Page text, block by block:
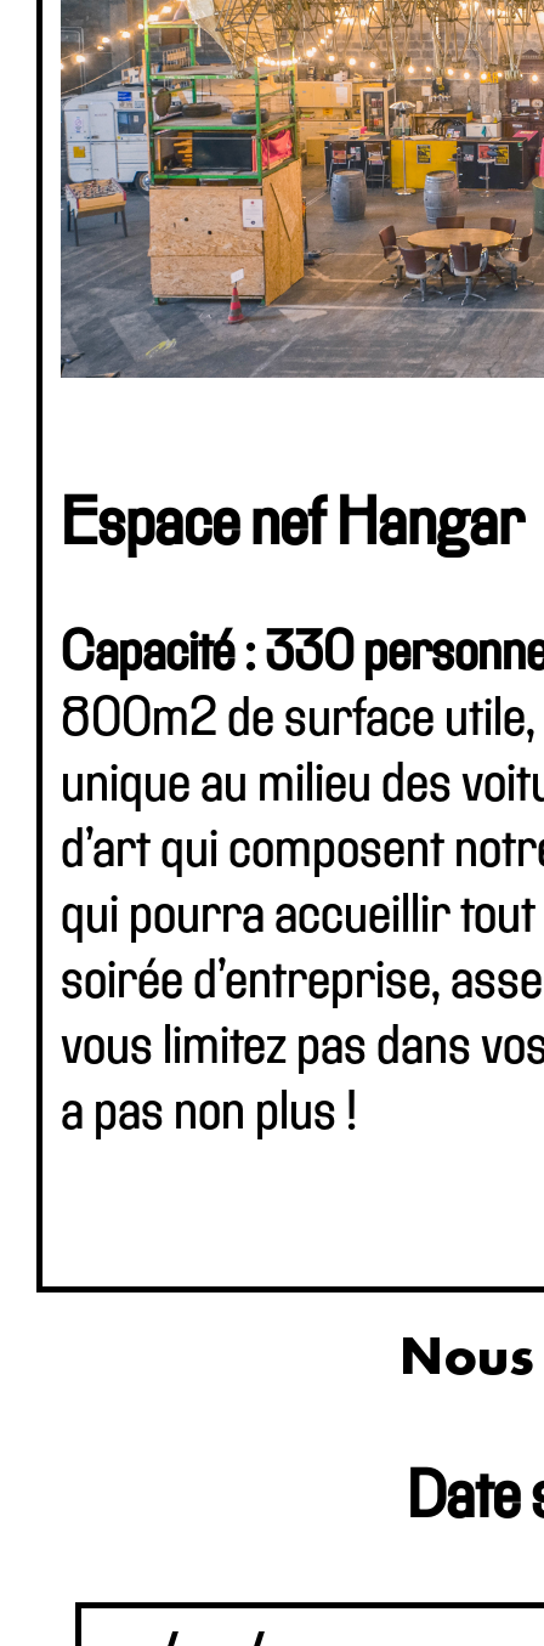
Espace nef Hangar
Capacité : 330
800m2 de surface utile,
unique au milieu des
d’art qui composent notre quotidien.
qui pourra accueillir tout type
soirée d’entreprise,
vous limitez pas dans
a pas non plus !
Date